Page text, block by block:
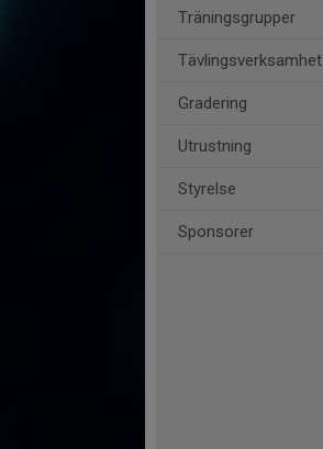
Träningsgrupper
Tävlingsverksamhet
Gradering
Utrustning
Styrelse
Sponsorer